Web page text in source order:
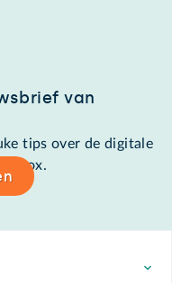
van
tips over de digitale